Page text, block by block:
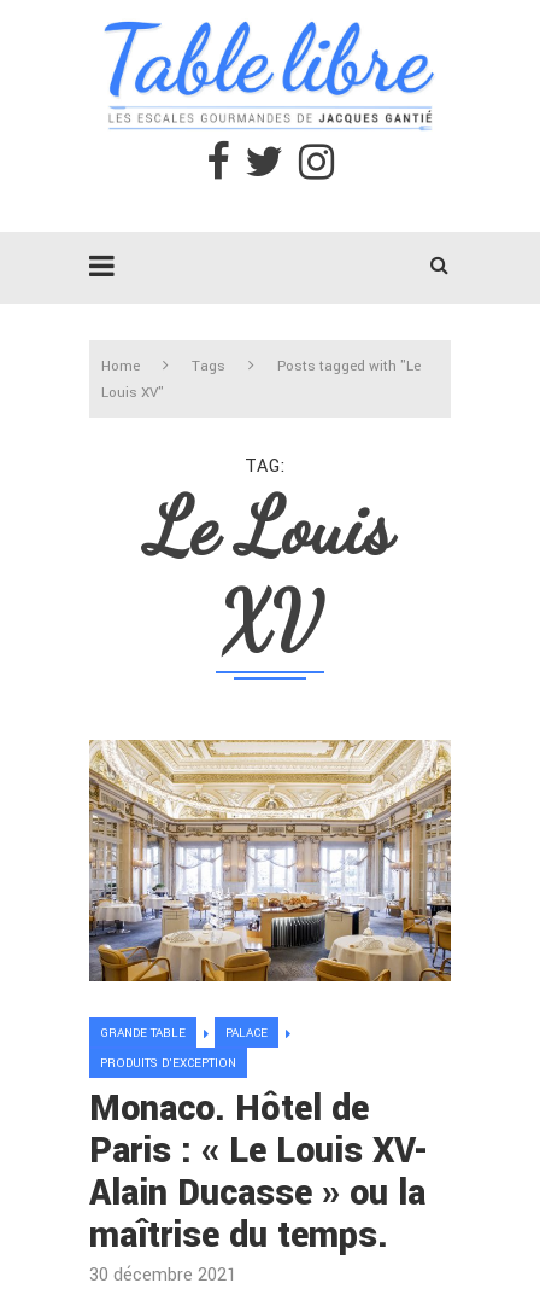
Home Tags
Posts tagged with "Le
Louis XV"
TAG
Le Louis
XV
GRANDE TABLE
PALACE
PRODUITS D'EXCEPTION
Monaco. Hôtel de
Paris : « Le Louis XV-
Alain Ducasse » ou la
maîtrise du temps.
30 décembre 2021